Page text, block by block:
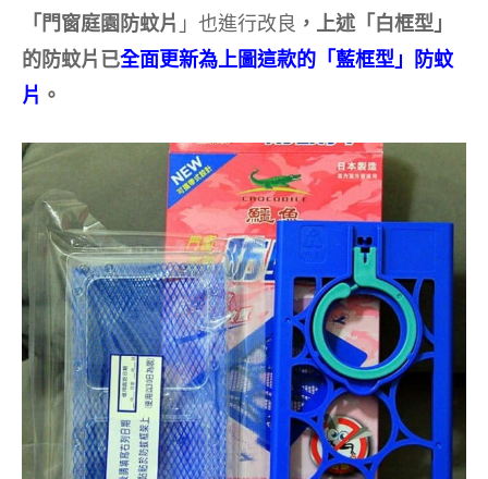
「 門窗庭園防蚊片 」也進行改良 ，上述「白框型」
的防蚊片已全面更新為上圖這款的「藍框型」防蚊
片 。